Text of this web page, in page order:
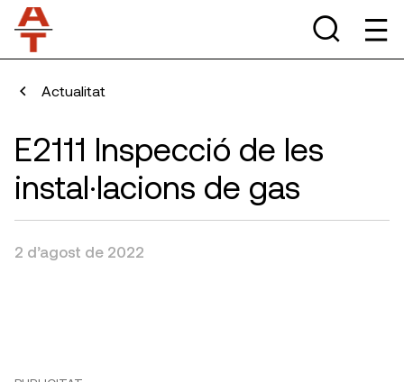
Actualitat
E2111 Inspecció de les
instal·lacions de gas
2 d’agost de 2022